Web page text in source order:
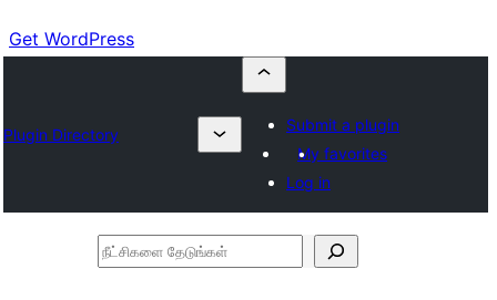
Get WordPress
Plugin Directory
Submit a plugin
My favorites
Log in
நீட்சிகளை